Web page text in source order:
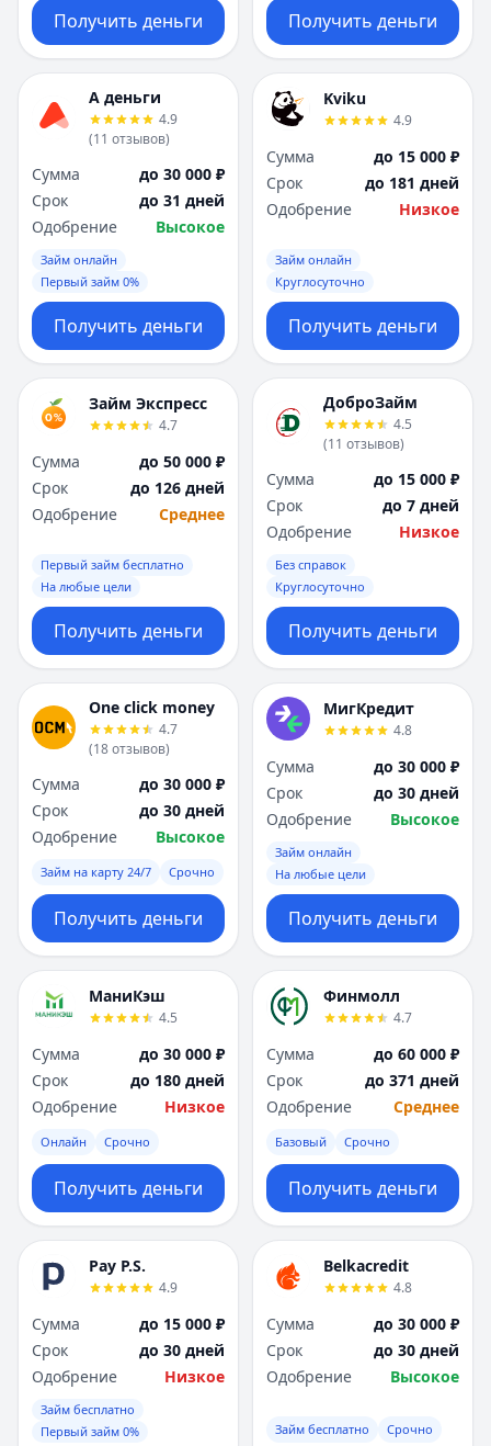
Получить деньги Получить деньги
А деньги
4.9
(11 отзывов)
Сумма
до 30 000 ₽
Срок
до 31 дней
Одобрение
Высокое
Займ онлайн
Первый займ 0%
Получить деньги
Kviku
4.9
Сумма
до 15 000 ₽
Срок
до 181 дней
Одобрение
Низкое
Займ онлайн
Круглосуточно
Получить деньги
Займ Экспресс
4.7
Сумма
до 50 000 ₽
Срок
до 126 дней
Одобрение
Среднее
Первый займ бесплатно
На любые цели
Получить деньги
ДоброЗайм
4.5
(11 отзывов)
Сумма
до 15 000 ₽
Срок
до 7 дней
Одобрение
Низкое
Без справок
Круглосуточно
Получить деньги
One click money
4.7
(18отзывов)
Сумма
до 30 000 ₽
Срок
до 30 дней
Одобрение
Высокое
Займ на карту 24/7 Срочно
Получить деньги
МигКредит
4.8
Сумма
до 30 000 ₽
Срок
до 30 дней
Одобрение
Высокое
Займ онлайн
На любые цели
Получить деньги
МаниКэш
4.5
Сумма
до 30 000 ₽
Срок
до 180 дней
Одобрение
Низкое
Онлайн Срочно
Получить деньги
Финмолл
4.7
Сумма
до 60 000 ₽
Срок
до 371 дней
Одобрение
Среднее
Базовый Срочно
Получить деньги
Pay P.S.
4.9
Сумма
до 15 000 ₽
Срок
до 30 дней
Одобрение
Низкое
Займ бесплатно
Первый займ 0%
Belkacredit
4.8
Сумма
до 30 000 ₽
Срок
до 30 дней
Одобрение
Высокое
Займ бесплатно Срочно